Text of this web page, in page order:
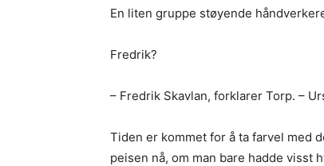
En liten gruppe støyende
Fredrik?
– Fredrik Skavlan, forklarer Torp. –
Tiden er kommet for å ta farvel med
peisen nå, om man bare hadde visst